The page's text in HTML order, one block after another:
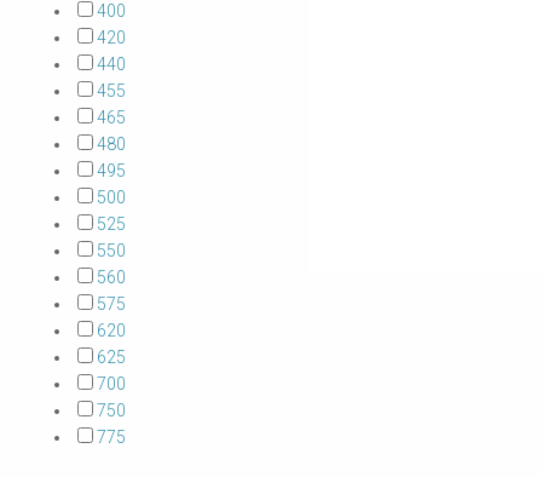
400
420
440
455
465
480
495
500
525
550
560
575
620
625
700
750
775